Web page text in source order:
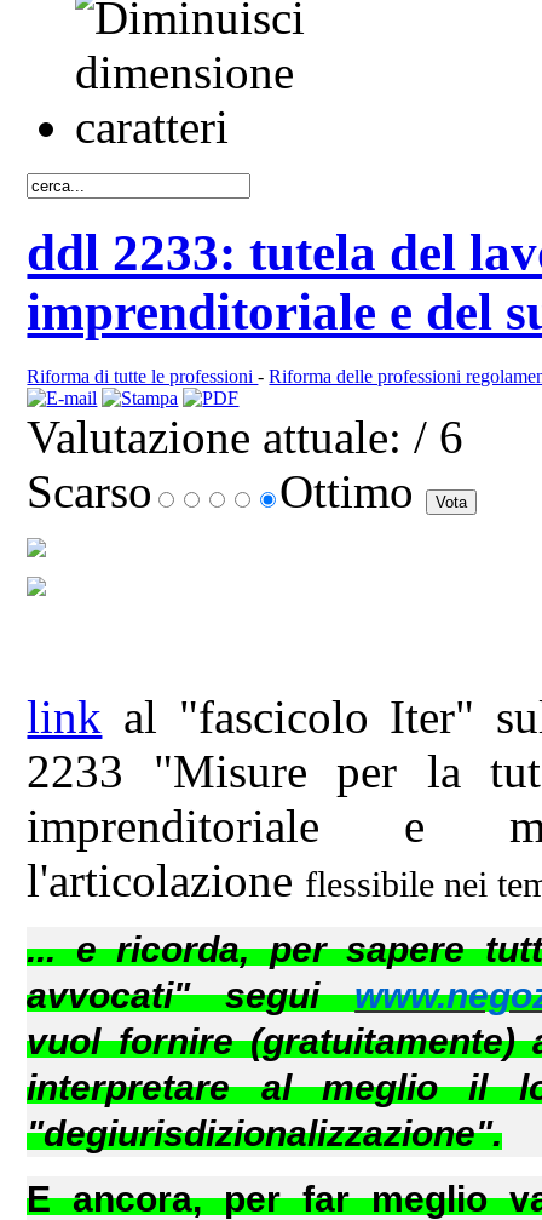
ddl 2233: tutela del
imprenditoriale e del
Riforma di tutte le professioni-Riforma delle professioni
Valutazione attuale: / 6
Scarso
Ottimo
link al "fascicolo Iter"
2233 "Misure per la
imprenditoriale e
l'articolazione flessibile nei
... e ricorda, per sapere
avvocati" segui
vuol fornire
interpretare al meglio il
"degiurisdizionalizzazione".
E ancora, per far meglio